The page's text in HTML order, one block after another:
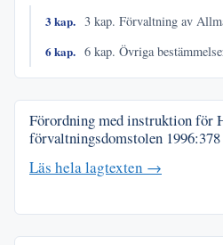
3 kap. 3 kap. Förvaltning av
6 kap. 6 kap. Övriga
Förordning med instruktion för
förvaltningsdomstolen 1996:378
Läs hela lagtexten →